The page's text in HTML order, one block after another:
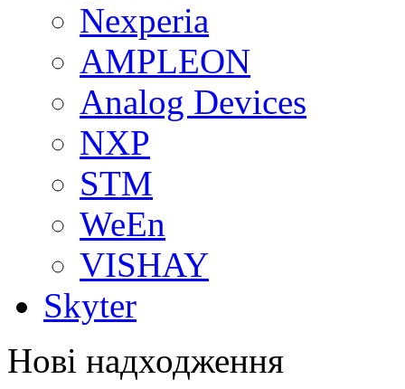
Nexperia
АMPLEON
Analog Devices
NXP
STM
WeEn
VISHAY
Skyter
Нові надходження